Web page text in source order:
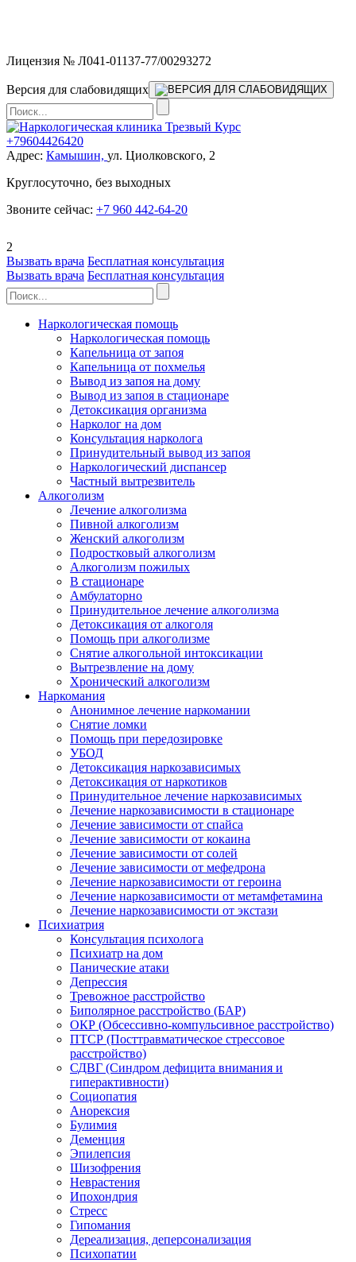
Лицензия № Л041-01137-77/00293272
Версия для слабовидящих
+79604426420
Адрес: Камышин, ул. Циолковского, 2
Круглосуточно, без выходных
Звоните сейчас: +7 960 442-64-20
2
Вызвать врача Бесплатная консультация
Вызвать врача Бесплатная консультация
Наркологическая помощь
Наркологическая помощь
Капельница от запоя
Капельница от похмелья
Вывод из запоя на дому
Вывод из запоя в стационаре
Детоксикация организма
Нарколог на дом
Консультация нарколога
Принудительный вывод из запоя
Наркологический диспансер
Частный вытрезвитель
Алкоголизм
Лечение алкоголизма
Пивной алкоголизм
Женский алкоголизм
Подростковый алкоголизм
Алкоголизм пожилых
В стационаре
Амбулаторно
Принудительное лечение алкоголизма
Детоксикация от алкоголя
Помощь при алкоголизме
Снятие алкогольной интоксикации
Вытрезвление на дому
Хронический алкоголизм
Наркомания
Анонимное лечение наркомании
Снятие ломки
Помощь при передозировке
УБОД
Детоксикация наркозависимых
Детоксикация от наркотиков
Принудительное лечение наркозависимых
Лечение наркозависимости в стационаре
Лечение зависимости от спайса
Лечение зависимости от кокаина
Лечение зависимости от солей
Лечение зависимости от мефедрона
Лечение наркозависимости от героина
Лечение наркозависимости от метамфетамина
Лечение наркозависимости от экстази
Психиатрия
Консультация психолога
Психиатр на дом
Панические атаки
Депрессия
Тревожное расстройство
Биполярное расстройство (БАР)
ОКР (Обсессивно-компульсивное расстройство)
ПТСР (Посттравматическое стрессовое
расстройство)
СДВГ (Синдром дефицита внимания и
гиперактивности)
Социопатия
Анорексия
Булимия
Деменция
Эпилепсия
Шизофрения
Неврастения
Ипохондрия
Стресс
Гипомания
Дереализация, деперсонализация
Психопатии